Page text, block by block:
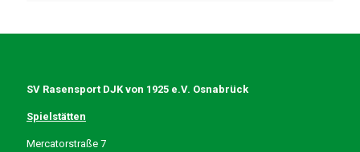
SV Rasensport DJK von 1925 e.V. Osnabrück
Spielstätten
Mercatorstraße 7